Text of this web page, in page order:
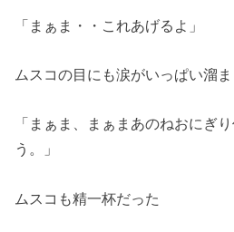
「まぁま・・これあげるよ」
ムスコの目にも涙がいっぱい溜
「まぁま、まぁまあのねおにぎ
う。」
ムスコも精一杯だった